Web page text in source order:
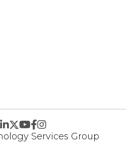
Services Group